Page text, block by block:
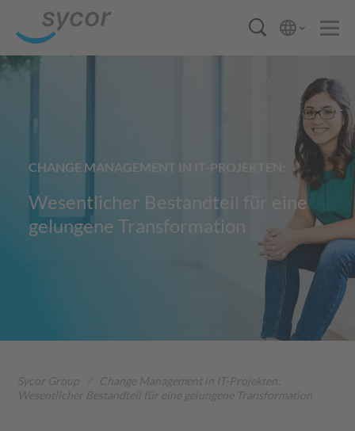
CHANGE MANAGEMENT IN IT-PROJEKTEN:
Wesentlicher Bestandteil für eine
gelungene Transformation
Sycor Group
Change Management in IT-Projekten:
Wesentlicher Bestandteil für eine gelungene Transformation